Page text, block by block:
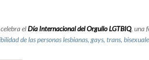
elDía Internacional del Orgullo LGTBIQ, una
de las personas lesbianas, gays, trans,